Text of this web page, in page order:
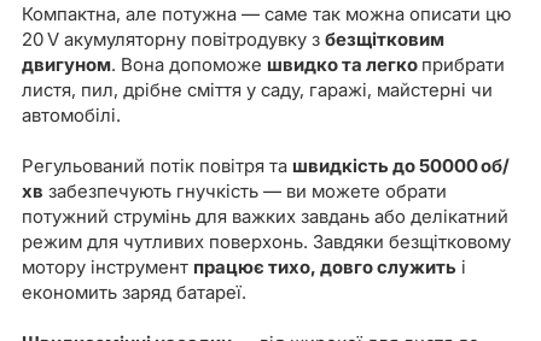
Компактна, але потужна — саме так можна описати цю
20 V акумуляторну повітродувку з безщітковим
двигуном. Вона допоможе швидко та легко прибрати
листя, пил, дрібне сміття у саду, гаражі, майстерні чи
автомобілі.
Регульований потік повітря та швидкість до 50000 об/
хв забезпечують гнучкість — ви можете обрати
потужний струмінь для важких завдань або делікатний
режим для чутливих поверхонь. Завдяки безщітковому
мотору інструмент працює тихо, довго служить і
економить заряд батареї.